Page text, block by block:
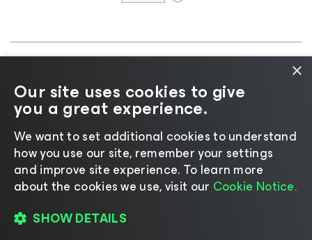
プライバシーに関する通
知|Cookieに関する通知|リーガル| ライセンスポリ
シー| サプライヤーリソース
言語の変更
×
Our site uses cookies to give
you a great experience.
We want to set additional cookies to understand
how you use our site, remember your settings
and improve site experience. ​To learn more
about the cookies we use, visit our Cookie Notice.
SHOW DETAILS